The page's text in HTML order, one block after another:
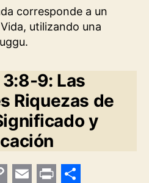
corresponde a un
utilizando una
9: Las
Riquezas de
y